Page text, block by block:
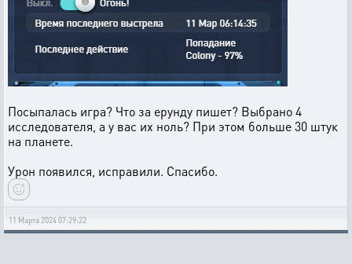
Посыпалась игра? Что за ерунду пишет? Выбрано 4
исследователя, а у вас их ноль? При этом больше 30 штук
на планете.
Урон появился, исправили. Спасибо.
11 Марта 2024 07:29:22